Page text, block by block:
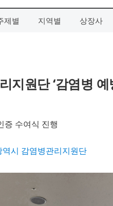
제별 지역별 상장사
지원단 ‘감염병
증 수여식 진행
역시 감염병관리지원단